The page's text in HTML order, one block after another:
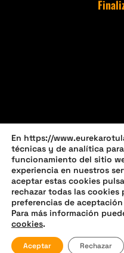
Política de privacidad
Política de
En https://
técnicas y de analítica
funcionamiento del sitio
experiencia en nuestros
aceptar estas cookies
rechazar todas las cookies
preferencias de
Para más información
cookies.
Aceptar Rechazar